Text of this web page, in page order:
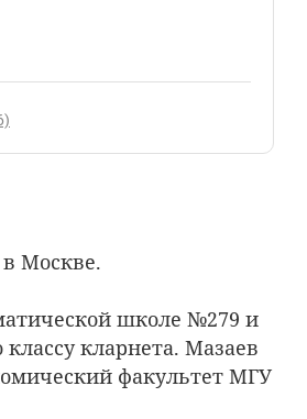
в Москве.
школе №279 и
кларнета. Мазаев
факультет МГУ